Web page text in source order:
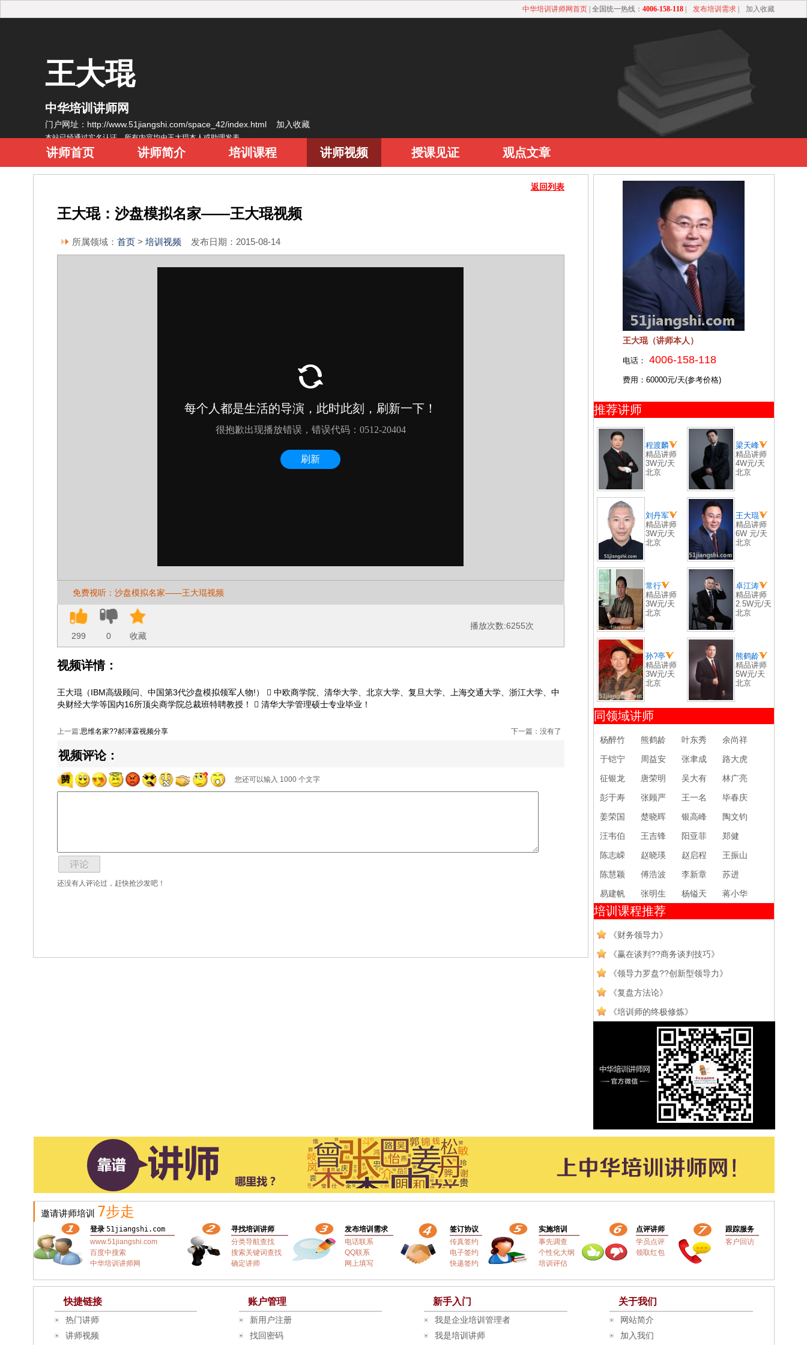
中华培训讲师网首页| 全国统一热线： 4006-158-118| 发布培训需求| 加入收藏
王大琨
中华培训讲师网
门户网址：http://www.51jiangshi.com/space_42/index.html 加入收藏
本站已经通过实名认证，所有内容均由王大琨本人或助理发表
讲师首页 讲师简介 培训课程 讲师视频 授课见证 观点文章
返回列表
王大琨：沙盘模拟名家——王大琨视频
所属领域： 首页> 培训视频 发布日期：2015-08-14
免费视听：沙盘模拟名家——王大琨视频
299 0 收藏
播放次数:6255次
视频详情：
王大琨（IBM高级顾问、中国第3代沙盘模拟领军人物!）  中欧商学院、清华大学、北京大学、复旦大学、上海交通大学、浙江大学、中
央财经大学等国内16所顶尖商学院总裁班特聘教授！  清华大学管理硕士专业毕业！
上一篇:思维名家??郝泽霖视频分享 下一篇：没有了
视频评论：
您还可以输入 1000个文字
还没有人评论过，赶快抢沙发吧！
王大琨（讲师本人）
电话： 4006-158-118
费用：60000元/天(参考价格)
推荐讲师
程渡麟
精品讲师
3W元/天
北京
梁天峰
精品讲师
4W元/天
北京
刘丹军
精品讲师
3W元/天
北京
王大琨
精品讲师
6W 元/天
北京
常行
精品讲师
3W元/天
北京
卓江涛
精品讲师
2.5W元/天
北京
孙?亭
精品讲师
3W元/天
北京
熊鹤龄
精品讲师
5W元/天
北京
同领域讲师
杨醉竹 熊鹤龄 叶东秀
余尚祥
于铠宁
周益安 张聿成
路大虎
征银龙
唐荣明 吴大有
林广亮
彭于寿
张顾严 王一名
毕春庆
姜荣国
楚晓晖 银高峰
陶文钧
汪韦伯
王吉锋 阳亚菲
郑健
陈志嵘
赵晓瑛 赵启程
王振山
陈慧颖
傅浩波 李新章
苏进
易建帆
张明生 杨镒天 蒋小华
培训课程推荐
《财务领导力》
《赢在谈判??商务谈判技巧》
《领导力罗盘??创新型领导力》
《复盘方法论》
《培训师的终极修炼》
邀请讲师培训 7步走
登录 51jiangshi.com
www.51jiangshi.com
百度中搜索
中华培训讲师网
寻找培训讲师
分类导航查找
搜索关键词查找
确定讲师
发布培训需求
电话联系
QQ联系
网上填写
签订协议
传真签约
电子签约
快递签约
实施培训
事先调查
个性化大纲
培训评估
点评讲师
学员点评
领取红包
跟踪服务
客户回访
快捷链接
热门讲师
讲师视频
账户管理
新用户注册
找回密码
新手入门
我是企业培训管理者
我是培训讲师
关于我们
网站简介
加入我们